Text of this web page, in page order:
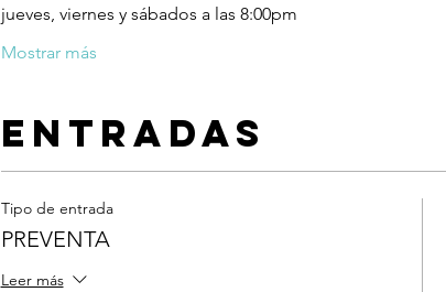
jueves, viernes y sábados a las 8:00pm
Mostrar más
Entradas
Tipo de entrada
PREVENTA
Leer más